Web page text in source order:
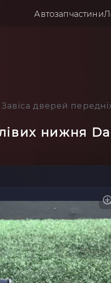
Автозапчастини
Завіса дверей
нижня